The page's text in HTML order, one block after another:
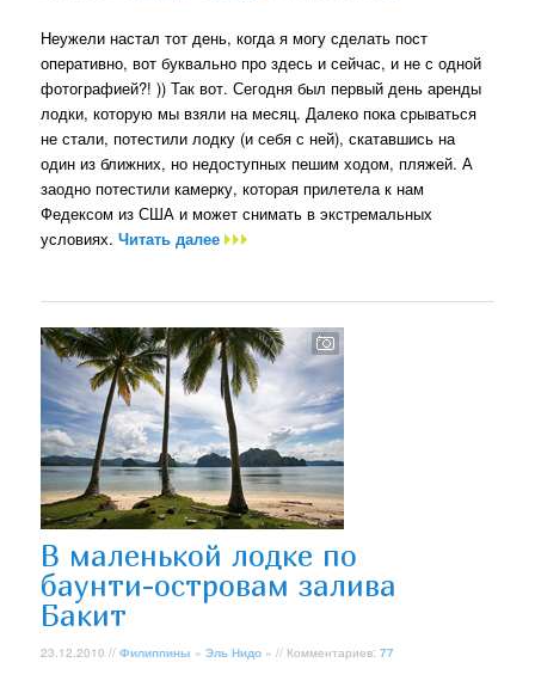
Неужели настал тот день, когда я могу сделать пост
оперативно, вот буквально про здесь и сейчас, и не с одной
фотографией?! )) Так вот. Сегодня был первый день аренды
лодки, которую мы взяли на месяц. Далеко пока срываться
не стали, потестили лодку (и себя с ней), скатавшись на
один из ближних, но недоступных пешим ходом, пляжей. А
заодно потестили камерку, которая прилетела к нам
Федексом из США и может снимать в экстремальных
условиях.Читать далее
В маленькой лодке по
баунти-островам залива
Бакит
23.12.2010 //Филиппины »Эль Нидо » // Комментариев:77